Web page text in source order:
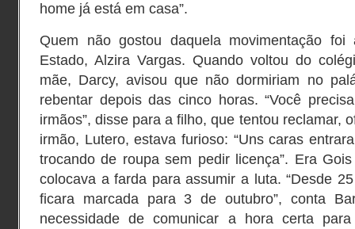
home já está em casa”.
Quem não gostou daquela movimentação
Estado, Alzira Vargas. Quando voltou do
mãe, Darcy, avisou que não dormiriam no
rebentar depois das cinco horas. “Você
irmãos”, disse para a filho, que tentou reclamar,
irmão, Lutero, estava furioso: “Uns caras
trocando de roupa sem pedir licença”. Era
colocava a farda para assumir a luta. “Desde
ficara marcada para 3 de outubro”, conta
necessidade de comunicar a hora certa